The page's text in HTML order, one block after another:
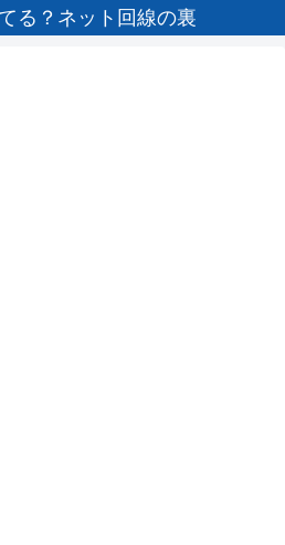
る？ネット回線の裏